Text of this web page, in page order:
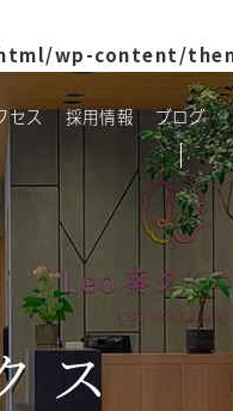
wp-content/
セス 採用情報 ブログ
ス